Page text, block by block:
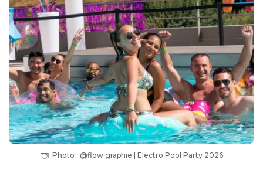
Photo : @flow.graphie | Electro Pool Party 2026